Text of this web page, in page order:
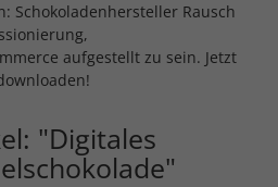
Schokoladenhersteller Rausch
aufgestellt zu sein. Jetzt
"Digitales